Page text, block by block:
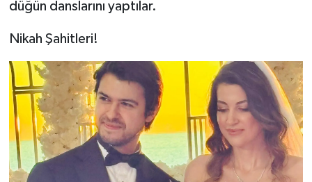
düğün danslarını yaptılar.
Nikah Şahitleri!